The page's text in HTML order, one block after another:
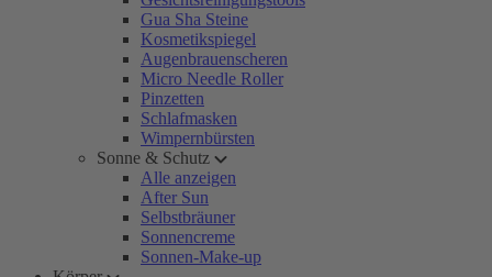
Gua Sha Steine
Kosmetikspiegel
Augenbrauenscheren
Micro Needle Roller
Pinzetten
Schlafmasken
Wimpernbürsten
Sonne & Schutz
Alle anzeigen
After Sun
Selbstbräuner
Sonnencreme
Sonnen-Make-up